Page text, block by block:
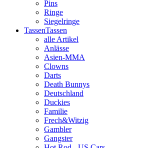
Pins
Ringe
Siegelringe
TassenTassen
alle Artikel
Anlässe
Asien-MMA
Clowns
Darts
Death Bunnys
Deutschland
Duckies
Familie
Frech&Witzig
Gambler
Gangster